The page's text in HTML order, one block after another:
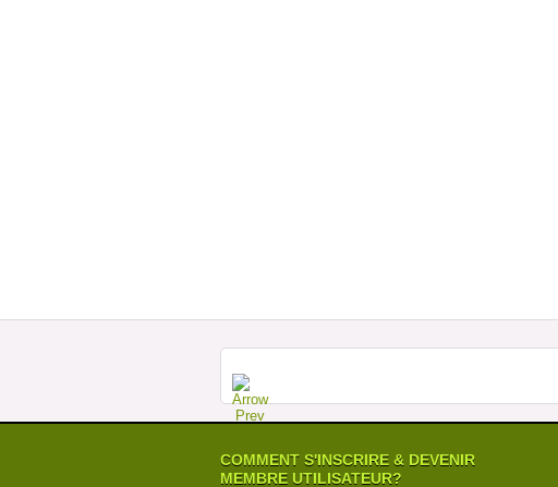
COMMENT S'INSCRIRE & DEVENIR
MEMBRE UTILISATEUR?